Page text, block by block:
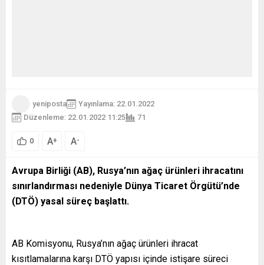
yeniposta
Yayınlama: 22.01.2022
Düzenleme: 22.01.2022 11:25
71
0 A+ A-
Avrupa Birliği (AB), Rusya’nın ağaç ürünleri ihracatını
sınırlandırması nedeniyle Dünya Ticaret Örgütü’nde
(DTÖ) yasal süreç başlattı.
AB Komisyonu, Rusya’nın ağaç ürünleri ihracat
kısıtlamalarına karşı DTÖ yapısı içinde istişare süreci